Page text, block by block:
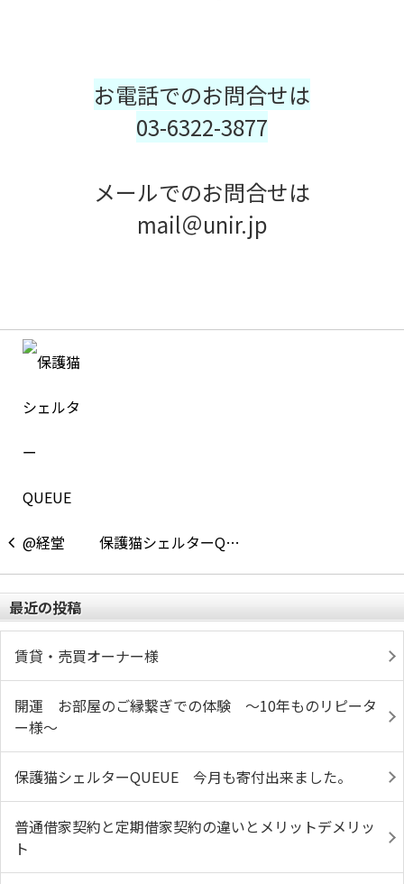
お電話でのお問合せは
03-6322-3877
メールでのお問合せは
mail＠unir.jp
保護猫シェルターQ…
最近の投稿
賃貸・売買オーナー様
開運 お部屋のご縁繋ぎでの体験 ～10年ものリピータ
ー様～
保護猫シェルターQUEUE 今月も寄付出来ました。
普通借家契約と定期借家契約の違いとメリットデメリッ
ト